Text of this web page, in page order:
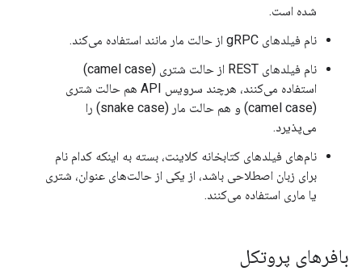
شده است.
نام فیلدهای gRPC از حالت مار مانند استفاده می‌کند.
نام فیلدهای REST از حالت شتری (camel case)
استفاده می‌کنند، هرچند سرویس API هم حالت شتری
(camel case) و هم حالت مار (snake case) را
می‌پذیرد.
نام‌های فیلدهای کتابخانه کلاینت، بسته به اینکه کدام نام
برای زبان اصطلاحی باشد، از یکی از حالت‌های عنوان، شتری
یا ماری استفاده می‌کنند.
بافرهای پروتکل